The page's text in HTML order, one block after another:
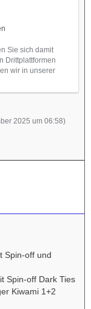
Sie sich damit
Drittplattformen
wir in unserer
2025 um 06:58)
Spin-off und
Spin-off Dark Ties
Kiwami 1+2